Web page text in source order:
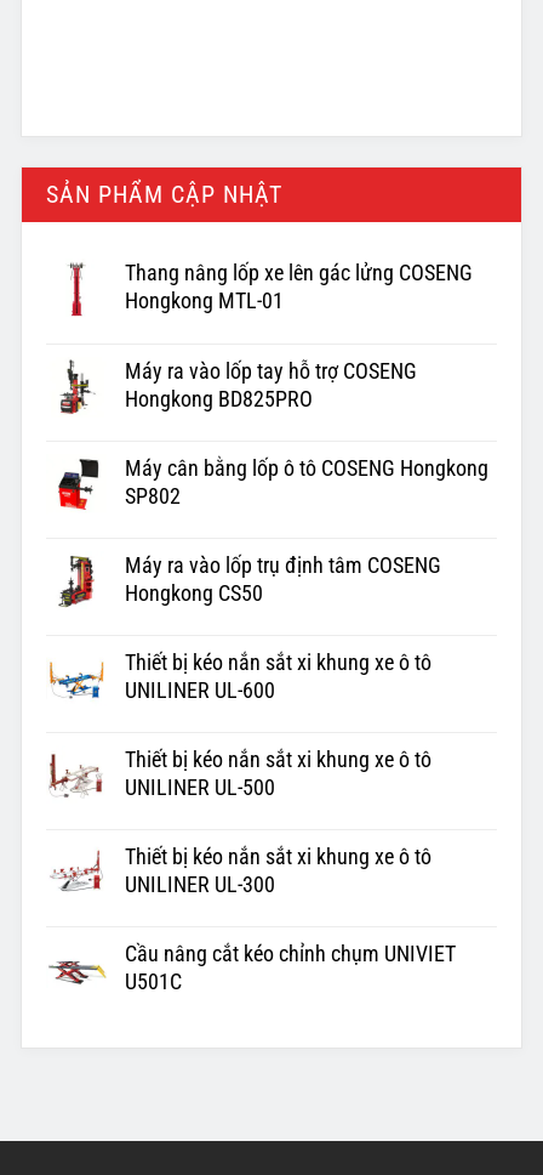
SẢN PHẨM CẬP NHẬT
Thang nâng lốp xe lên gác lửng COSENG
Hongkong MTL-01
Máy ra vào lốp tay hỗ trợ COSENG
Hongkong BD825PRO
Máy cân bằng lốp ô tô COSENG Hongkong
SP802
Máy ra vào lốp trụ định tâm COSENG
Hongkong CS50
Thiết bị kéo nắn sắt xi khung xe ô tô
UNILINER UL-600
Thiết bị kéo nắn sắt xi khung xe ô tô
UNILINER UL-500
Thiết bị kéo nắn sắt xi khung xe ô tô
UNILINER UL-300
Cầu nâng cắt kéo chỉnh chụm UNIVIET
U501C